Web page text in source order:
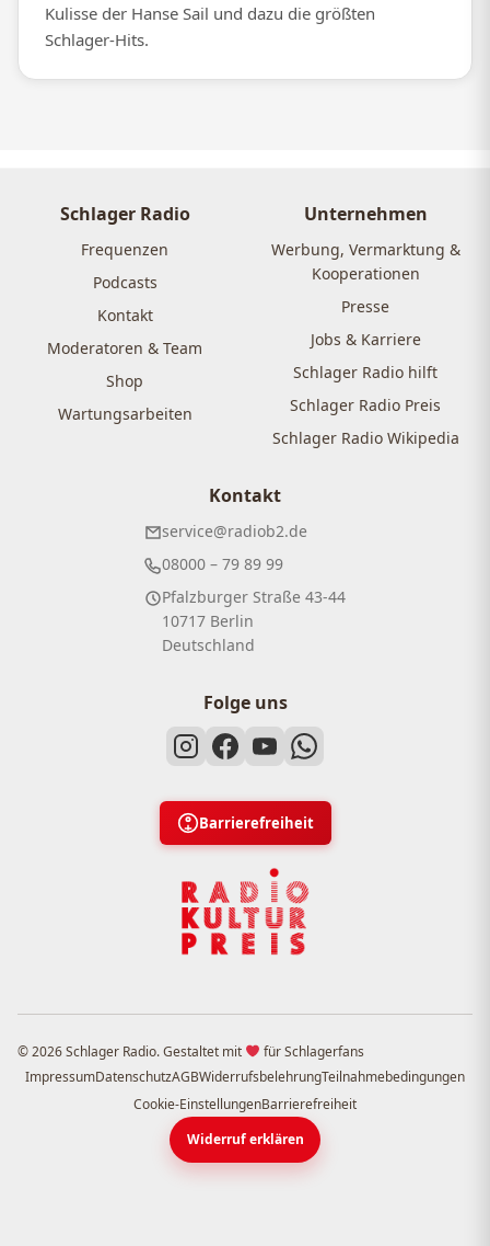
Kulisse der Hanse Sail und dazu die größten
Schlager-Hits.
Schlager Radio
Frequenzen
Podcasts
Kontakt
Moderatoren & Team
Shop
Wartungsarbeiten
Unternehmen
Werbung, Vermarktung &
Kooperationen
Presse
Jobs & Karriere
Schlager Radio hilft
Schlager Radio Preis
Schlager Radio Wikipedia
Kontakt
service@radiob2.de
08000 – 79 89 99
Pfalzburger Straße 43-44
10717 Berlin
Deutschland
Folge uns
Barrierefreiheit
© 2026 Schlager Radio. Gestaltet mit
für Schlagerfans
ImpressumDatenschutzAGBWiderrufsbelehrungTeilnahmebedingungen
Cookie-EinstellungenBarrierefreiheit
Widerruf erklären